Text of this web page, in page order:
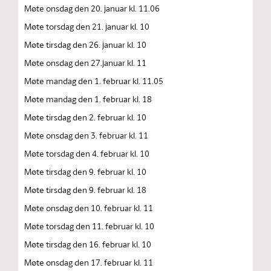
Møte onsdag den 20. januar kl. 11.06
Møte torsdag den 21. januar kl. 10
Møte tirsdag den 26. januar kl. 10
Møte onsdag den 27.januar kl. 11
Møte mandag den 1. februar kl. 11.05
Møte mandag den 1. februar kl. 18
Møte tirsdag den 2. februar kl. 10
Møte onsdag den 3. februar kl. 11
Møte torsdag den 4. februar kl. 10
Møte tirsdag den 9. februar kl. 10
Møte tirsdag den 9. februar kl. 18
Møte onsdag den 10. februar kl. 11
Møte torsdag den 11. februar kl. 10
Møte tirsdag den 16. februar kl. 10
Møte onsdag den 17. februar kl. 11